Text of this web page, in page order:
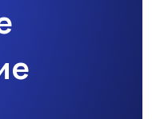
одежда